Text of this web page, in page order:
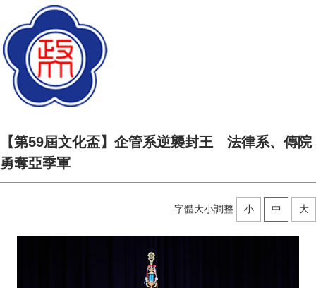
【第59屆文化盃】企管系逆襲封王 法律系、傳院
勇奪亞季軍
字體大小調整 小 中 大